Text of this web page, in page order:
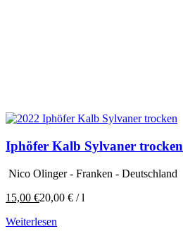
Iphöfer Kalb Sylvaner trocken
Nico Olinger - Franken - Deutschland
15,00 €20,00 € /l
Weiterlesen